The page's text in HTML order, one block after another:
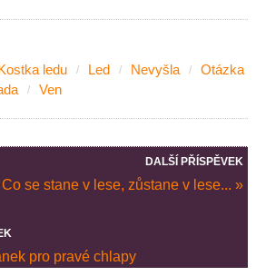
ledu Led Nevyšla
Otázka
Ven
DALŠÍ PŘÍSPĚVEK
Co se stane v lese, zůstane v lese... »
pro pravé chlapy